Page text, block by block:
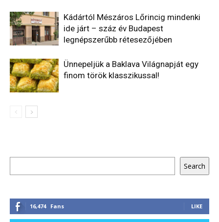
Kádártól Mészáros Lőrincig mindenki
ide járt – száz év Budapest
legnépszerűbb rétesezőjében
Ünnepeljük a Baklava Világnapját egy
finom török klasszikussal!
Search
16,474 Fans LIKE